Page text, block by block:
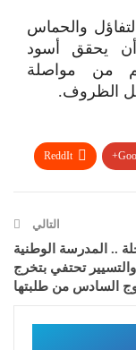
والحماس
يحقق أسود
من مواصلة
ReddIt
التالي
.. المدرسة الوطنية
والتسيير تحتفي بتخرج
السادس من طلبتها